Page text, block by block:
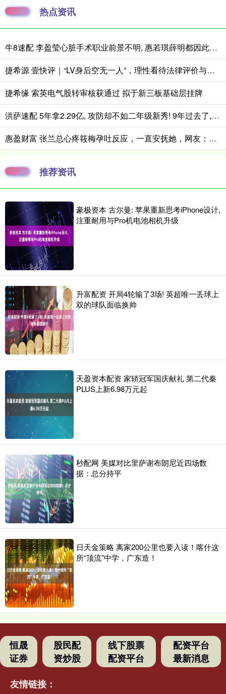
热点资讯
牛8速配 李盈莹心脏手术职业前景不明, 惠若琪薛明都因此退役, 女排需朱婷回归
捷希源 壹快评｜“LV身后空无一人”，理性看待法律评价与民意站队
捷希缘 索英电气股转审核获通过 拟于新三板基础层挂牌
洪萨速配 5年拿2.29亿, 攻防却不如二年级新秀! 9年过去了, 你还是打不了高端局
惠盈财富 张兰总心疼筱梅孕吐反应，一直安抚她，网友：和大S没这么亲近
推荐资讯
豪极资本 古尔曼: 苹果重新思考iPhone设计,
注重耐用与Pro机电池相机升级
升富配资 开局4轮输了3场! 英超唯一丢球上
双的球队面临换帅
天盈资本配资 家轿冠军国庆献礼 第二代秦
PLUS上新6.98万元起
秒配网 美媒对比里萨谢布朗尼近四场数
据：总分持平
日天金策略 离家200公里也要入读！喀什这
所“顶流”中学，广东造！
恒晟
证券
股民配
资炒股
线下股票
配资平台
配资平台
最新消息
友情链接：